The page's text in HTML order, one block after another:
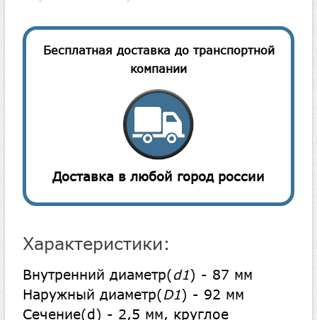
Бесплатная доставка до транспортной
компании
Доставка в любой город россии
Характеристики:
Внутренний диаметр(d1) - 87 мм
Наружный диаметр(D1) - 92 мм
Сечение(d) - 2,5 мм, круглое